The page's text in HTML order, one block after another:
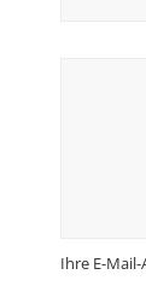
Ihre E-